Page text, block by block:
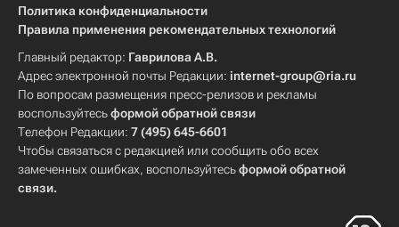
Политика конфиденциальности
Правила применения рекомендательных технологий
Главный редактор: Гаврилова А.В.
Адрес электронной почты Редакции: internet-group@ria.ru
По вопросам размещения пресс-релизов и рекламы
воспользуйтесьформой обратной связи
Телефон Редакции: 7 (495) 645-6601
Чтобы связаться с редакцией или сообщить обо всех
замеченных ошибках, воспользуйтесьформой обратной
связи.